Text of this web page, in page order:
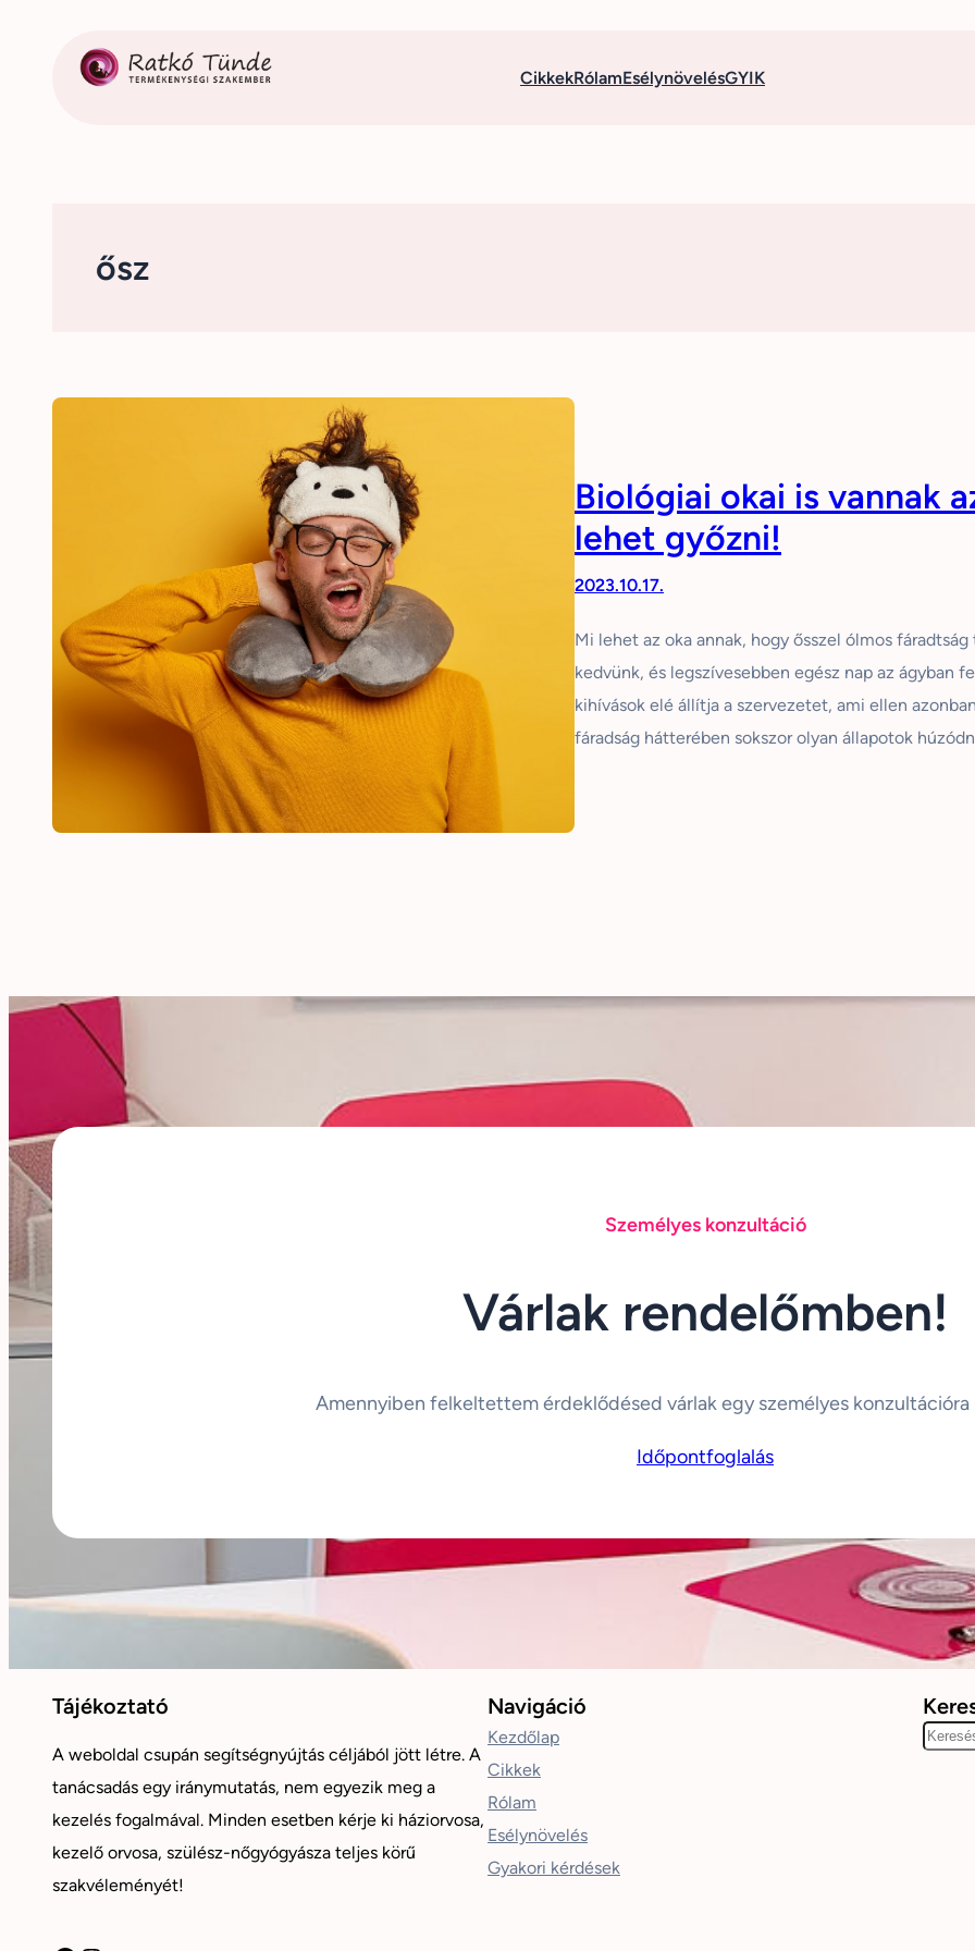
tartalomhoz
CikkekRólamEsélynövelésGYIK
ősz
Biológiai okai is vannak
lehet győzni!
2023.10.17.
Mi lehet az oka annak, hogy ősszel ólmos
kedvünk, és legszívesebben egész nap az ágyban
kihívások elé állítja a szervezetet, ami ellen
fáradság hátterében sokszor olyan állapotok
Személyes konzultáció
Várlak rendelőmben!
Amennyiben felkeltettem érdeklődésed várlak egy személyes konzultációra
Időpontfoglalás
Tájékoztató
A weboldal csupán segítségnyújtás céljából jött létre. A
tanácsadás egy iránymutatás, nem egyezik meg a
kezelés fogalmával. Minden esetben kérje ki háziorvosa,
kezelő orvosa, szülész-nőgyógyásza teljes körű
szakvéleményét!
Navigáció
Kezdőlap
Cikkek
Rólam
Esélynövelés
Gyakori kérdések
K